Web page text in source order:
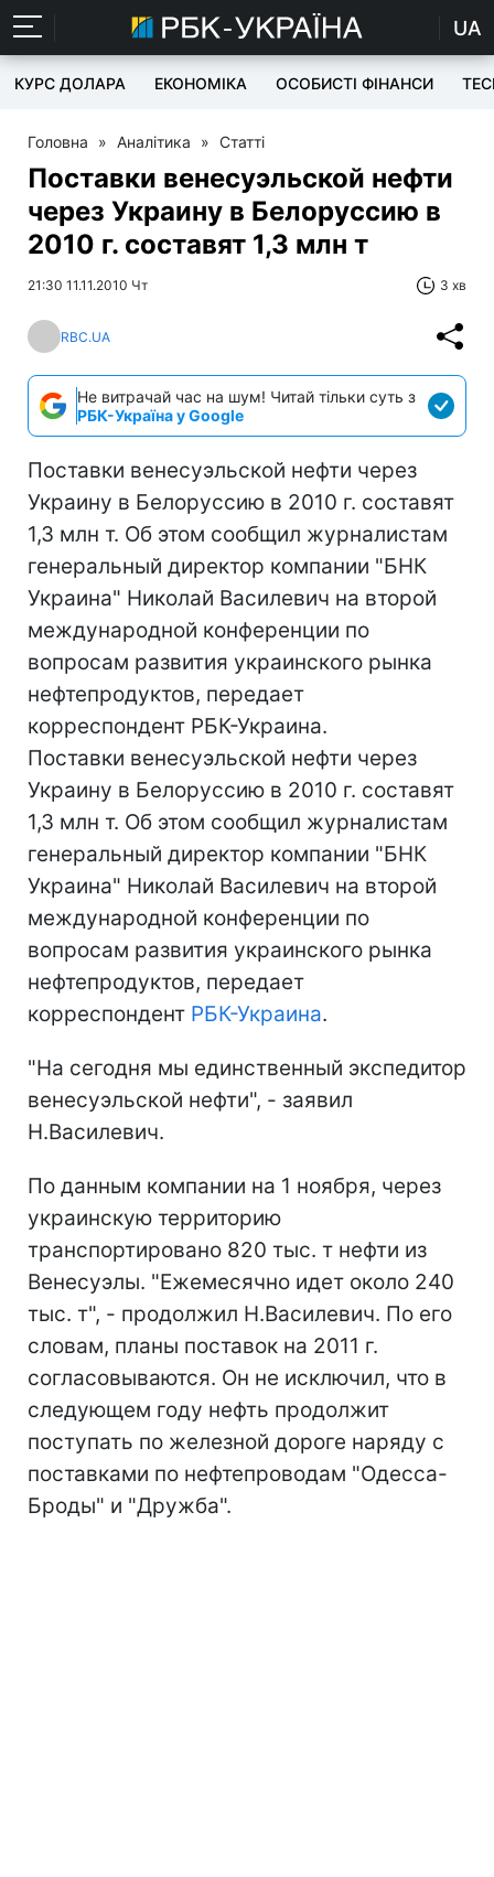
UA
КУРС ДОЛАРА ЕКОНОМІКА ОСОБИСТІ ФІНАНСИ
Головна » Аналітика » Статті
Поставки венесуэльской нефти
через Украину в Белоруссию в
2010 г. составят 1,3 млн т
21:30 11.11.2010 Чт 3 хв
RBC.UA
Не витрачай час на шум! Читай тільки суть з
РБК-Україна у Google
Поставки венесуэльской нефти через
Украину в Белоруссию в 2010 г. составят
1,3 млн т. Об этом сообщил журналистам
генеральный директор компании "БНК
Украина" Николай Василевич на второй
международной конференции по
вопросам развития украинского рынка
нефтепродуктов, передает
корреспондент РБК-Украина.
Поставки венесуэльской нефти через
Украину в Белоруссию в 2010 г. составят
1,3 млн т. Об этом сообщил журналистам
генеральный директор компании "БНК
Украина" Николай Василевич на второй
международной конференции по
вопросам развития украинского рынка
нефтепродуктов, передает
корреспондент РБК-Украина.
"На сегодня мы единственный экспедитор
венесуэльской нефти", - заявил
Н.Василевич.
По данным компании на 1 ноября, через
украинскую территорию
транспортировано 820 тыс. т нефти из
Венесуэлы. "Ежемесячно идет около 240
тыс. т", - продолжил Н.Василевич. По его
словам, планы поставок на 2011 г.
согласовываются. Он не исключил, что в
следующем году нефть продолжит
поступать по железной дороге наряду с
поставками по нефтепроводам "Одесса-
Броды" и "Дружба".